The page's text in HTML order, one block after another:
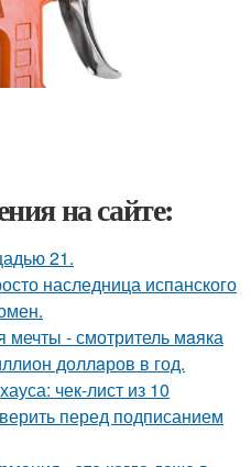
на сайте:
21.
наследница испанского
мечты - смотритель мaяка
доллaров в год.
чек-лист из 10
перед подписанием